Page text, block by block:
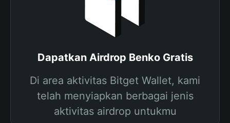
Dapatkan Airdrop Benko Gratis
Di area aktivitas Bitget Wallet, kami
telah menyiapkan berbagai jenis
aktivitas airdrop untukmu